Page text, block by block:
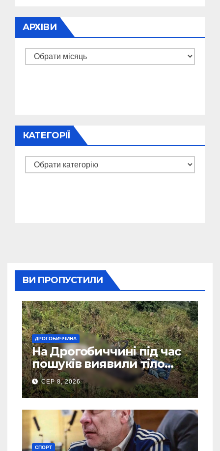
АРХІВИ
Архіви
КАТЕГОРІЇ
Категорії
ВИ ПРОПУСТИЛИ
ДРОГОБИЧЧИНА
На Дрогобиччині під час
пошуків виявили тіло
зниклого чоловіка
СЕР 8, 2026
СПОРТ